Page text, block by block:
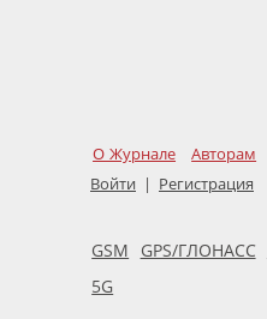
О Журнале Авторам
Войти | Регистрация
GSM GPS/ГЛОНАСС
5G